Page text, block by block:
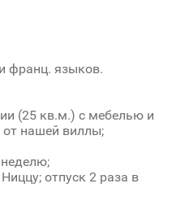
франц. языков.
(25 кв.м.) с мебелью и
нашей виллы;
отпуск 2 раза в